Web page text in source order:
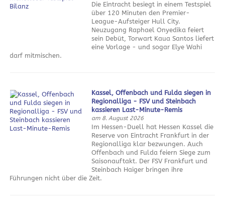
Die Eintracht besiegt in einem Testspiel
über 120 Minuten den Premier-
League-Aufsteiger Hull City.
Neuzugang Raphael Onyedika feiert
sein Debüt, Torwart Kaua Santos liefert
eine Vorlage - und sogar Elye Wahi
darf mitmischen.
Kassel, Offenbach und Fulda siegen in
Regionalliga - FSV und Steinbach
kassieren Last-Minute-Remis
am 8. August 2026
Im Hessen-Duell hat Hessen Kassel die
Reserve von Eintracht Frankfurt in der
Regionalliga klar bezwungen. Auch
Offenbach und Fulda feiern Siege zum
Saisonauftakt. Der FSV Frankfurt und
Steinbach Haiger bringen ihre
Führungen nicht über die Zeit.